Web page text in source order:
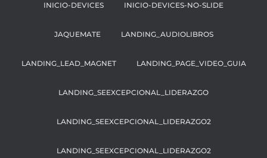
INICIO-DEVICES INICIO-DEVICES-NO-SLIDE
JAQUEMATE LANDING_AUDIOLIBROS
LANDING_LEAD_MAGNET LANDING_PAGE_VIDEO_GUIA
LANDING_SEEXCEPCIONAL_LIDERAZGO
LANDING_SEEXCEPCIONAL_LIDERAZGO2
LANDING_SEEXCEPCIONAL_LIDERAZGO2